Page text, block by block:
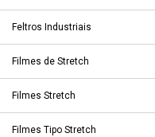
Feltros Industriais
Filmes de Stretch
Filmes Stretch
Filmes Tipo Stretch